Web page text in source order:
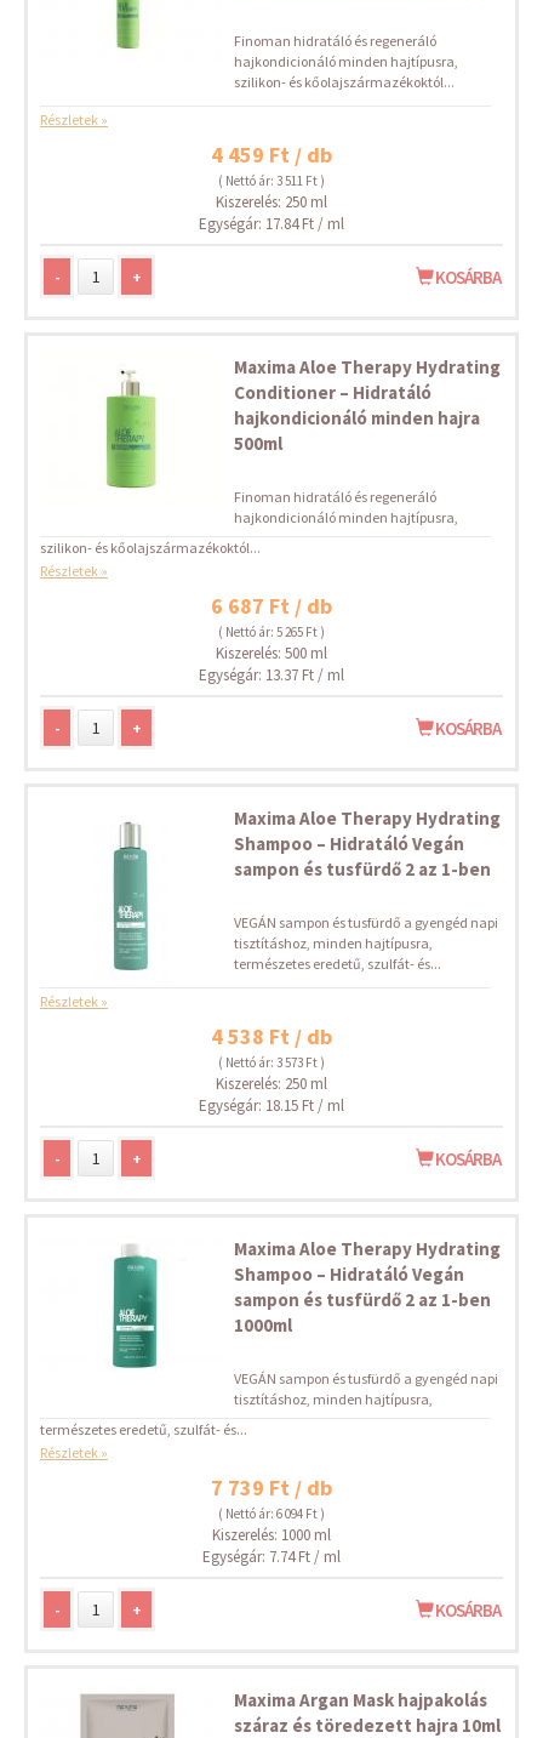
Finoman hidratáló és regeneráló
hajkondicionáló minden hajtípusra,
szilikon- és kőolajszármazékoktól...
Részletek »
4 459 Ft / db
( Nettó ár: 3 511 Ft )
Kiszerelés: 250 ml
Egységár: 17.84 Ft / ml
- + KOSÁRBA
Maxima Aloe Therapy Hydrating
Conditioner – Hidratáló
hajkondicionáló minden hajra
500ml
Finoman hidratáló és regeneráló
hajkondicionáló minden hajtípusra,
szilikon- és kőolajszármazékoktól...
Részletek »
6 687 Ft / db
( Nettó ár: 5 265 Ft )
Kiszerelés: 500 ml
Egységár: 13.37 Ft / ml
- + KOSÁRBA
Maxima Aloe Therapy Hydrating
Shampoo – Hidratáló Vegán
sampon és tusfürdő 2 az 1-ben
VEGÁN sampon és tusfürdő a gyengéd napi
tisztításhoz, minden hajtípusra,
természetes eredetű, szulfát- és...
Részletek »
4 538 Ft / db
( Nettó ár: 3 573 Ft )
Kiszerelés: 250 ml
Egységár: 18.15 Ft / ml
- + KOSÁRBA
Maxima Aloe Therapy Hydrating
Shampoo – Hidratáló Vegán
sampon és tusfürdő 2 az 1-ben
1000ml
VEGÁN sampon és tusfürdő a gyengéd napi
tisztításhoz, minden hajtípusra,
természetes eredetű, szulfát- és...
Részletek »
7 739 Ft / db
( Nettó ár: 6 094 Ft )
Kiszerelés: 1000 ml
Egységár: 7.74 Ft / ml
- + KOSÁRBA
Maxima Argan Mask hajpakolás
száraz és töredezett hajra 10ml